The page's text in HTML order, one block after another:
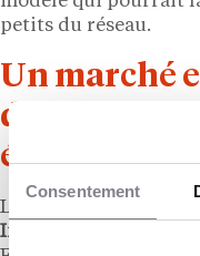
Consentement
petits du réseau.
Un marché
des régions
équipées
Le contexte de
Interprofessionnelle